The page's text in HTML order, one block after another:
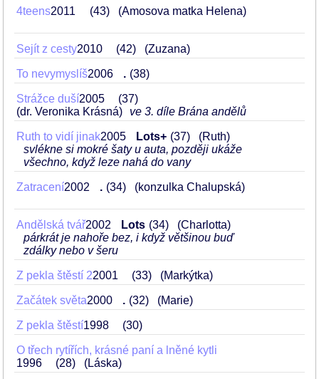
4teens2011 43 (Amosova matka Helena)
Sejít z cesty2010 42 (Zuzana)
To nevymyslíš2006 . 38
Strážce duší2005
37
(dr. Veronika Krásná)
ve 3. díle Brána andělů
Ruth to vidí jinak2005 Lots+ 37
(Ruth)
svlékne si mokré šaty u auta, později ukáže
všechno, když leze nahá do vany
Zatracení2002 . 34 (konzulka Chalupská)
Andělská tvář2002 Lots 34
(Charlotta)
párkrát je nahoře bez, i když většinou buď
zdálky nebo v šeru
Z pekla štěstí 22001 33 (Markýtka)
Začátek světa2000 . 32 (Marie)
Z pekla štěstí1998 30
O třech rytířích, krásné paní a lněné kytli
1996
28 (Láska)